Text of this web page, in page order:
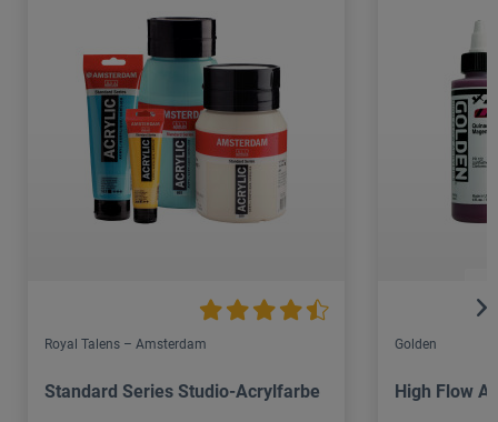
Royal Talens – Amsterdam
Standard Series Studio-Acrylfarbe
Golden
High Flow